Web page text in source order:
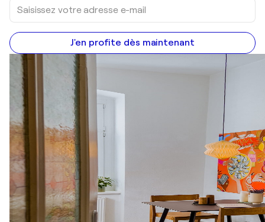
J'en profite dès maintenant